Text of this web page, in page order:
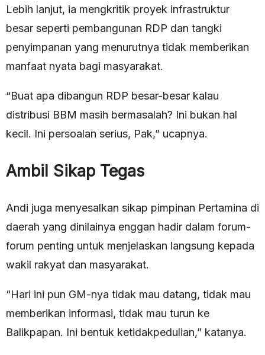
Lebih lanjut, ia mengkritik proyek infrastruktur
besar seperti pembangunan RDP dan tangki
penyimpanan yang menurutnya tidak memberikan
manfaat nyata bagi masyarakat.
“Buat apa dibangun RDP besar-besar kalau
distribusi BBM masih bermasalah? Ini bukan hal
kecil. Ini persoalan serius, Pak,” ucapnya.
Ambil Sikap Tegas
Andi juga menyesalkan sikap pimpinan Pertamina di
daerah yang dinilainya enggan hadir dalam forum-
forum penting untuk menjelaskan langsung kepada
wakil rakyat dan masyarakat.
“Hari ini pun GM-nya tidak mau datang, tidak mau
memberikan informasi, tidak mau turun ke
Balikpapan. Ini bentuk ketidakpedulian,” katanya.